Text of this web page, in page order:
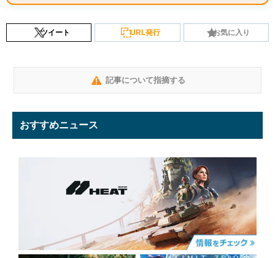
ツイート URL発行 お気に入り
記事について指摘する
おすすめニュース